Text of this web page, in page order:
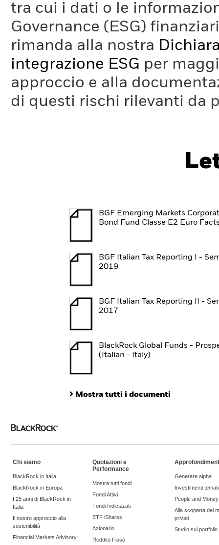
tra cui i dati o le
Governance (ESG)
rimanda alla nostra
integrazione ESG per
approccio e alla
di questi rischi rilevanti da
BGF Emerging Markets
Bond Fund Classe E2 Euro
BGF Italian Tax Reporting I -
2019
BGF Italian Tax Reporting II -
2017
BlackRock Global Funds -
(Italian - Italy)
Mostra tutti i documenti
Chi siamo
BlackRock in Italia
BlackRock in Europa
I 25 anni di BlackRock in
Italia
Il nostro approccio alla
sostenibilità
Financial Markets Advisory
Quotazioni e
Performance
Mostra tutti fondi
Fondi Attivi
Fondi Indicizzati
ETF iShares
Azionario
Reddito Fisso
Generare alpha
Investimenti
People and
Alla scoperta dei
privati
Studio sui portfolio